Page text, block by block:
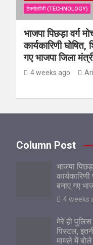
टेक्नोलॉजी (TECHNOLOGY)
भाजपा पिछड़ा वर्ग
कार्यकारिणी घोषित,
गए भाजपा जिला
4 weeks ago
Column Post
भाजपा
बनाए गए
4 weeks
मेरे ही पुलिस
पिस्टल,
मामले में